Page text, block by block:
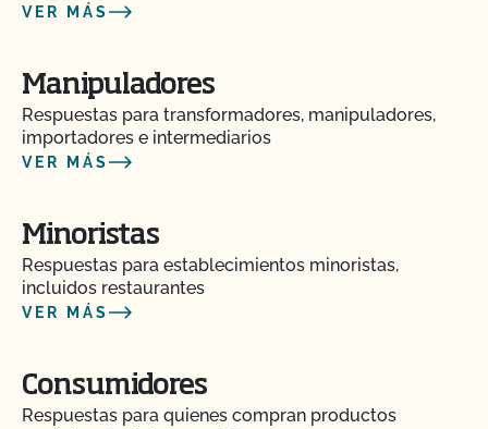
VER MÁS
Manipuladores
Respuestas para transformadores, manipuladores,
importadores e intermediarios
VER MÁS
Minoristas
Respuestas para establecimientos minoristas,
incluidos restaurantes
VER MÁS
Consumidores
Respuestas para quienes compran productos